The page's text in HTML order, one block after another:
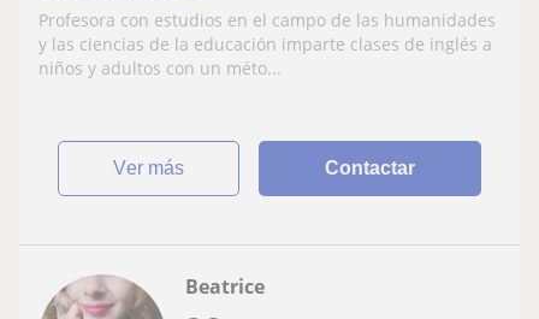
Profesora con estudios en el campo de las humanidades
y las ciencias de la educación imparte clases de inglés a
niños y adultos con un méto...
ver más Contactar
Beatrice